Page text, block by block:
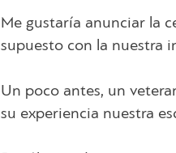
Me gustaría anunciar la
supuesto con la nuestra
Un poco antes, un
su experiencia nuestra